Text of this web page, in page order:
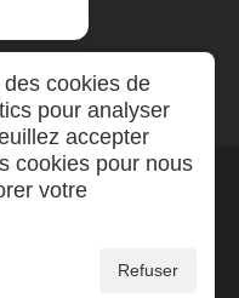
cookies de
pour analyser
accepter
cookies pour nous
votre
Refuser